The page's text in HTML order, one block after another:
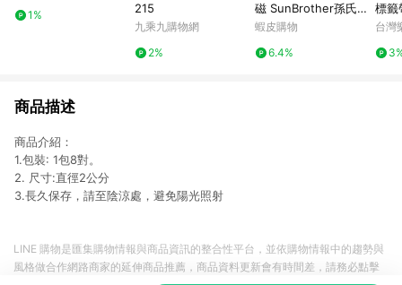
1%
215
九乘九購物網
2%
磁 SunBrother孫氏兄
弟 3M 反光貼紙 防水
貼
蝦皮購物
6.4%
標籤
字 )
台灣
商品描述
商品介紹：
1.包裝: 1包8對。
2. 尺寸:直徑2公分
3.長久保存，請至陰涼處，避免陽光照射
LINE 購物是匯集購物情報與商品資訊的整合性平台，並依購物情報中的趨勢與
風格做合作網路商家的延伸商品推薦，商品資料更新會有時間差，請務必點擊